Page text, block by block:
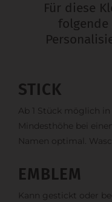
Für diese
STICK
Ab 1 Stück möglich
Mindesthöhe bei
Namen optimal.
EMBLEM
Kann gestickt oder